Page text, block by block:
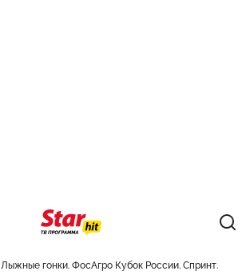
Лыжные гонки. ФосАгро Кубок России. Спринт.